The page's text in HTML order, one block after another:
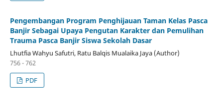
Pengembangan Program Penghijauan Taman Kelas Pasca
Banjir Sebagai Upaya Pengutan Karakter dan Pemulihan
Trauma Pasca Banjir Siswa Sekolah Dasar
Lhutfia Wahyu Safutri, Ratu Balqis Mualaika Jaya (Author)
756 - 762
PDF